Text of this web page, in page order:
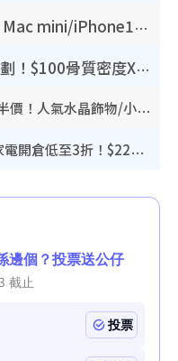
豐澤優惠勁減低至44折！Mac mini/iPhone17Pro大減價！廚房家電$220起
港大推賽馬會強化骨骼計劃！$100骨質密度X光檢查 完成免費運動訓練送超市禮券！附參加資格
Swarovski Outlet專區低至半價！人氣水晶飾物/小擺設$138起！迪士尼款/水晶高跟鞋都有平
廚具開倉｜特福Tefal廚具/家電開倉低至3折！$220起買平底鍋/炒鑊/湯煲！電飯煲/吸塵機/燙斗$418起